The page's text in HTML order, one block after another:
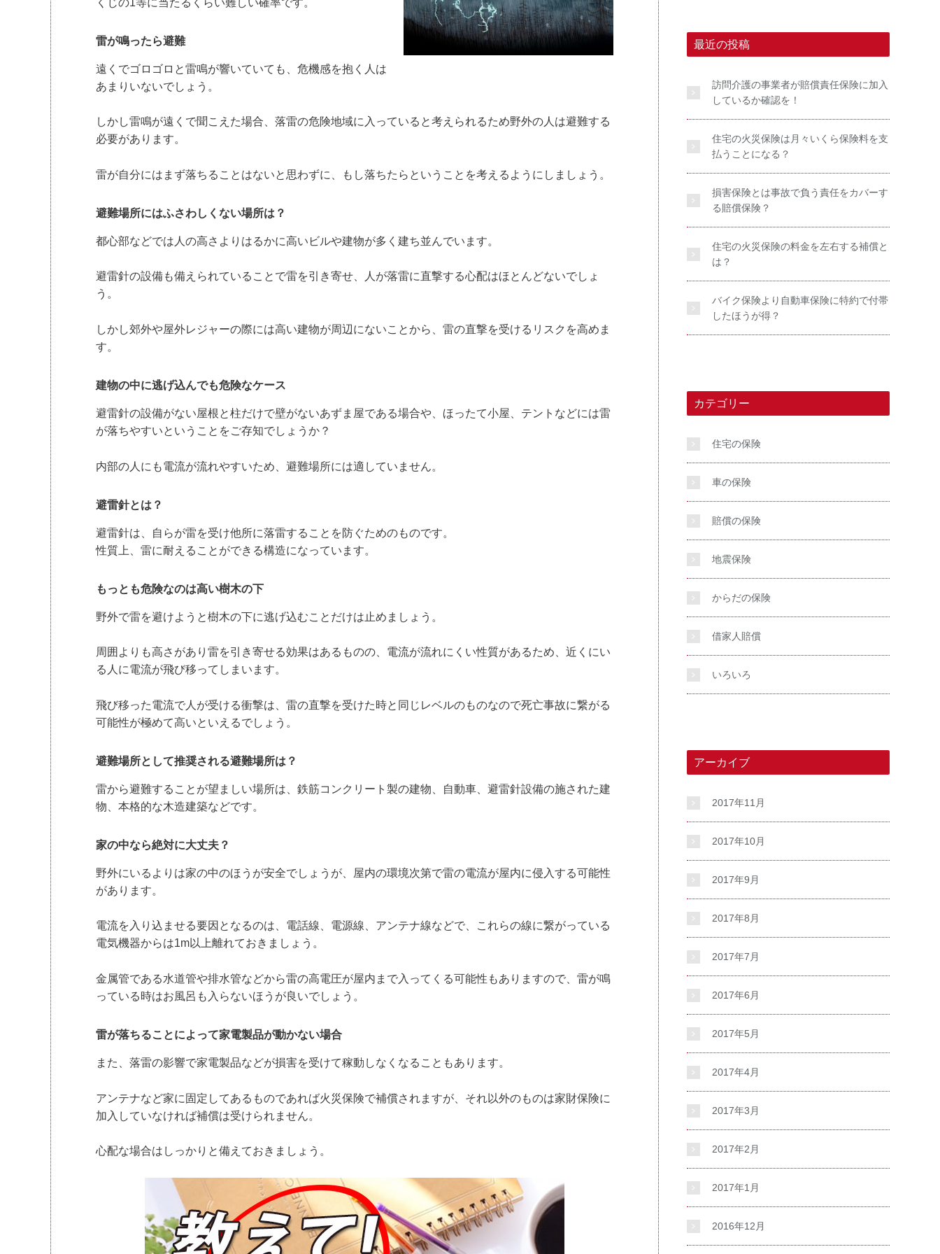
雷が鳴ったら避難
遠くでゴロゴロと雷鳴が響いていても、危機感を抱く人は
あまりいないでしょう。
しかし雷鳴が遠くで聞こえた場合、落雷の危険地域に入っていると考えられるため野外の人は避難する
必要があります。
雷が自分にはまず落ちることはないと思わずに、もし落ちたらということを考えるようにしましょう。
避難場所にはふさわしくない場所は？
都心部などでは人の高さよりはるかに高いビルや建物が多く建ち並んでいます。
避雷針の設備も備えられていることで雷を引き寄せ、人が落雷に直撃する心配はほとんどないでしょ
う。
しかし郊外や屋外レジャーの際には高い建物が周辺にないことから、雷の直撃を受けるリスクを高めま
す。
建物の中に逃げ込んでも危険なケース
避雷針の設備がない屋根と柱だけで壁がないあずま屋である場合や、ほったて小屋、テントなどには雷
が落ちやすいということをご存知でしょうか？
内部の人にも電流が流れやすいため、避難場所には適していません。
避雷針とは？
避雷針は、自らが雷を受け他所に落雷することを防ぐためのものです。
性質上、雷に耐えることができる構造になっています。
もっとも危険なのは高い樹木の下
野外で雷を避けようと樹木の下に逃げ込むことだけは止めましょう。
周囲よりも高さがあり雷を引き寄せる効果はあるものの、電流が流れにくい性質があるため、近くにい
る人に電流が飛び移ってしまいます。
飛び移った電流で人が受ける衝撃は、雷の直撃を受けた時と同じレベルのものなので死亡事故に繋がる
可能性が極めて高いといえるでしょう。
避難場所として推奨される避難場所は？
雷から避難することが望ましい場所は、鉄筋コンクリート製の建物、自動車、避雷針設備の施された建
物、本格的な木造建築などです。
家の中なら絶対に大丈夫？
野外にいるよりは家の中のほうが安全でしょうが、屋内の環境次第で雷の電流が屋内に侵入する可能性
があります。
電流を入り込ませる要因となるのは、電話線、電源線、アンテナ線などで、これらの線に繋がっている
電気機器からは1m以上離れておきましょう。
金属管である水道管や排水管などから雷の高電圧が屋内まで入ってくる可能性もありますので、雷が鳴
っている時はお風呂も入らないほうが良いでしょう。
雷が落ちることによって家電製品が動かない場合
また、落雷の影響で家電製品などが損害を受けて稼動しなくなることもあります。
アンテナなど家に固定してあるものであれば火災保険で補償されますが、それ以外のものは家財保険に
加入していなければ補償は受けられません。
心配な場合はしっかりと備えておきましょう。
最近の投稿
訪問介護の事業者が賠償責任保険に加入
しているか確認を！
住宅の火災保険は月々いくら保険料を支
払うことになる？
損害保険とは事故で負う責任をカバーす
る賠償保険？
住宅の火災保険の料金を左右する補償と
は？
バイク保険より自動車保険に特約で付帯
したほうが得？
カテゴリー
住宅の保険
車の保険
賠償の保険
地震保険
からだの保険
借家人賠償
いろいろ
アーカイブ
2017年11月
2017年10月
2017年9月
2017年8月
2017年7月
2017年6月
2017年5月
2017年4月
2017年3月
2017年2月
2017年1月
2016年12月